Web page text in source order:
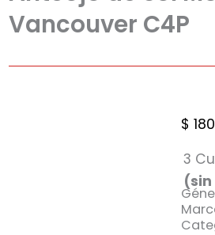
Vancouver C4P
$
3